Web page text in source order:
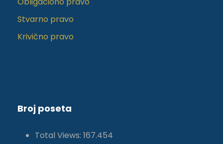
Stvarno pravo
Krivično pravo
Broj poseta
Total Views: 167.454